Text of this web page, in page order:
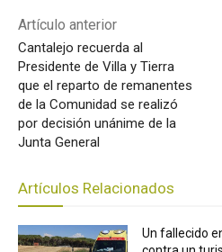
Artículo anterior
Cantalejo recuerda al
Presidente de Villa y Tierra
que el reparto de remanentes
de la Comunidad se realizó
por decisión unánime de la
Junta General
Artículos Relacionados
Un fallecido